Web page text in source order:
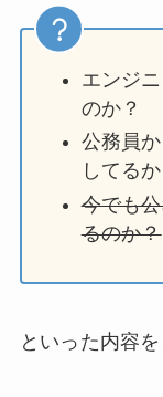
エンジ
のか？
公務員
してるか
今でも
るのか？
といった内容